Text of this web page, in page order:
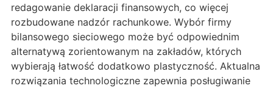
redagowanie deklaracji finansowych, co więcej
rozbudowane nadzór rachunkowe. Wybór firmy
bilansowego sieciowego może być odpowiednim
alternatywą zorientowanym na zakładów, których
wybierają łatwość dodatkowo plastyczność. Aktualna
rozwiązania technologiczne zapewnia posługiwanie